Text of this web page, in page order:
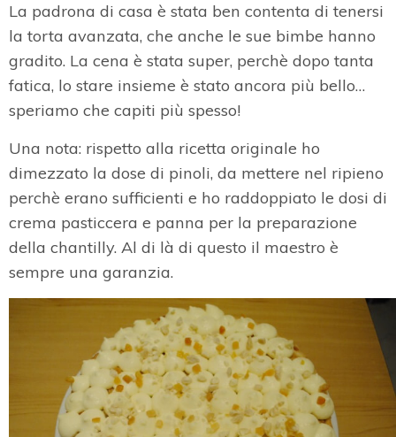
La padrona di casa è stata ben contenta di tenersi
la torta avanzata, che anche le sue bimbe hanno
gradito. La cena è stata super, perchè dopo tanta
fatica, lo stare insieme è stato ancora più bello…
speriamo che capiti più spesso!
Una nota: rispetto alla ricetta originale ho
dimezzato la dose di pinoli, da mettere nel ripieno
perchè erano sufficienti e ho raddoppiato le dosi di
crema pasticcera e panna per la preparazione
della chantilly. Al di là di questo il maestro è
sempre una garanzia.